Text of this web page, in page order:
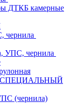
ДТКБ камерные
чернила
УПС, чернила
(чернила)